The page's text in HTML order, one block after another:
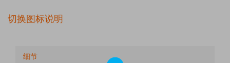
切换图标说明
细节